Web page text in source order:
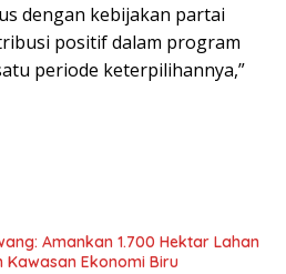
dengan kebijakan partai
positif dalam program
periode keterpilihannya,”
Amankan 1.700 Hektar Lahan
Kawasan Ekonomi Biru